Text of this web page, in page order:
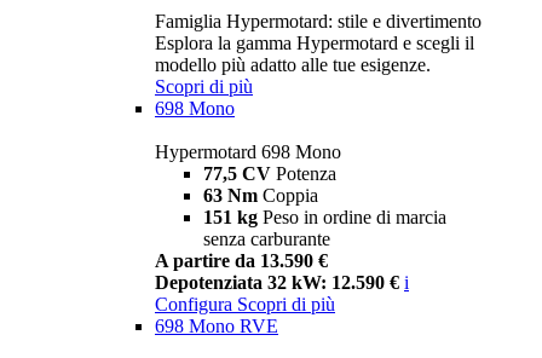
Famiglia Hypermotard: stile e divertimento
Esplora la gamma Hypermotard e scegli il
modello più adatto alle tue esigenze.
Scopri di più
698 Mono
Hypermotard 698 Mono
77,5 CV Potenza
63 Nm Coppia
151 kg Peso in ordine di marcia
senza carburante
A partire da 13.590 €
Depotenziata 32 kW: 12.590 € i
Configura Scopri di più
698 Mono RVE